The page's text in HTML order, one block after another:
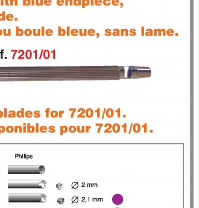
Cavaliers
SILICONE
Plaquettes acétate
Plaquettes type "Ray-Ban"
Plaquettes spéciales
Plaquettes anti-allergiques
Plaquettes ultra-fines
Plaquettes spéciales